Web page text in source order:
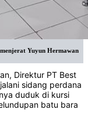
Yuyun Hermawan
Direktur PT Best
sidang perdana
duduk di kursi
batu bara